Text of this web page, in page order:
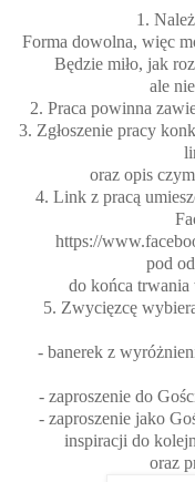
1.
Forma dowolna, więc
Będzie miło, jak
ale
2. Praca powinna
3. Zgłoszenie pracy
oraz opis
4. Link z pracą
https://
pod
do końca
5. Zwycięzcę
- banerek z
- zaproszenie do
- zaproszenie jako
inspiracji do
oraz